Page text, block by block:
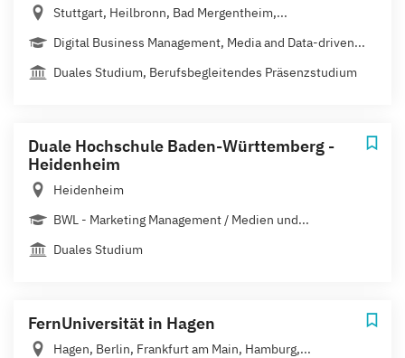
Stuttgart, Heilbronn, Bad Mergentheim,...
Digital Business Management, Media and Data-driven...
Duales Studium, Berufsbegleitendes Präsenzstudium
Duale Hochschule Baden-Württemberg -
Heidenheim
Heidenheim
BWL - Marketing Management / Medien und...
Duales Studium
FernUniversität in Hagen
Hagen, Berlin, Frankfurt am Main, Hamburg,...